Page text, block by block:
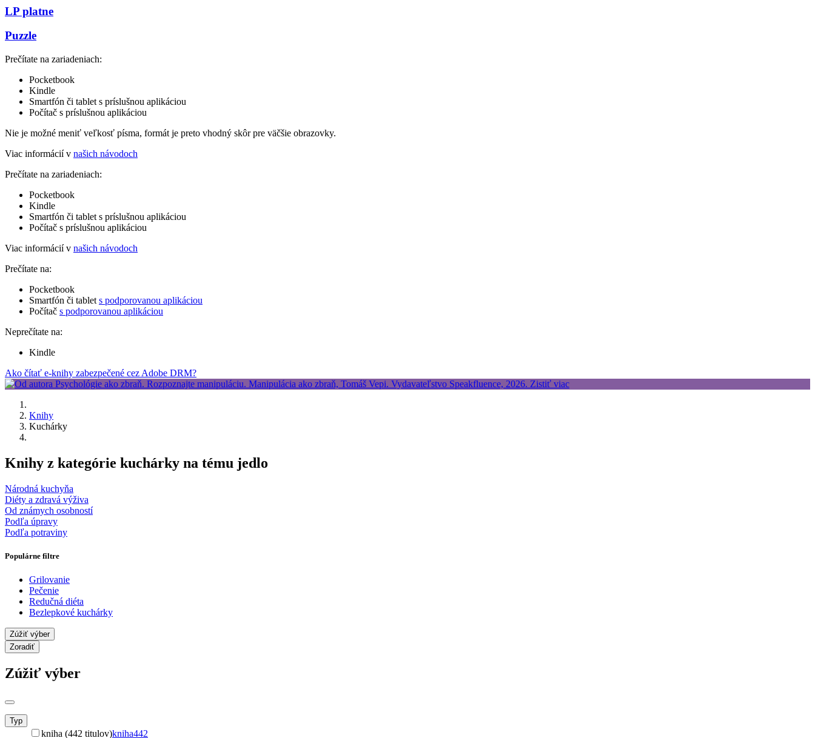
LP platne
Puzzle
Prečítate na zariadeniach:
Pocketbook
Kindle
Smartfón či tablet s príslušnou aplikáciou
Počítač s príslušnou aplikáciou
Nie je možné meniť veľkosť písma, formát je preto vhodný skôr pre väčšie obrazovky.
Viac informácií v našich návodoch
Prečítate na zariadeniach:
Pocketbook
Kindle
Smartfón či tablet s príslušnou aplikáciou
Počítač s príslušnou aplikáciou
Viac informácií v našich návodoch
Prečítate na:
Pocketbook
Smartfón či tablet s podporovanou aplikáciou
Počítač s podporovanou aplikáciou
Neprečítate na:
Kindle
Ako čítať e-knihy zabezpečené cez Adobe DRM?
Knihy
Kuchárky
Knihy z kategórie kuchárky na tému jedlo
Národná kuchyňa
Diéty a zdravá výživa
Od známych osobností
Podľa úpravy
Podľa potraviny
Populárne filtre
Grilovanie
Pečenie
Redučná diéta
Bezlepkové kuchárky
Zúžiť výber
Zoradiť
Zúžiť výber
Typ
kniha (442 titulov)kniha442